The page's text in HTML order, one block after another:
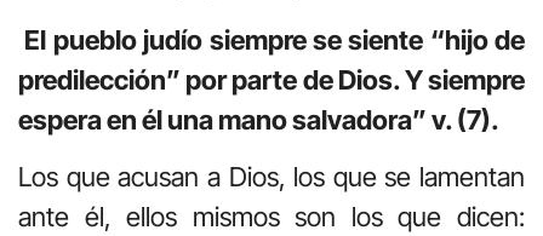
El pueblo judío siempre se siente “hijo de
predilección” por parte de Dios. Y siempre
espera en él una mano salvadora” v. (7).
Los que acusan a Dios, los que se lamentan
ante él, ellos mismos son los que dicen: